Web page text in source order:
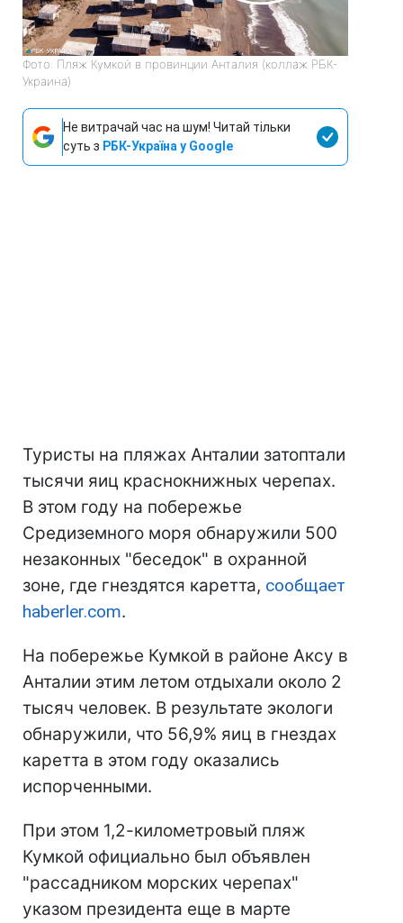
Фото: Пляж Кумкой в провинции Анталия (коллаж РБК-
Украина)
Не витрачай час на шум! Читай тільки
суть з РБК-Україна у Google
Туристы на пляжах Анталии затоптали
тысячи яиц краснокнижных черепах.
В этом году на побережье
Средиземного моря обнаружили 500
незаконных "беседок" в охранной
зоне, где гнездятся каретта, сообщает
haberler.com.
На побережье Кумкой в районе Аксу в
Анталии этим летом отдыхали около 2
тысяч человек. В результате экологи
обнаружили, что 56,9% яиц в гнездах
каретта в этом году оказались
испорченными.
При этом 1,2-километровый пляж
Кумкой официально был объявлен
"рассадником морских черепах"
указом президента еще в марте